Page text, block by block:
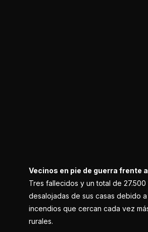
Vecinos en pie de guerra frente
Tres fallecidos y un total de 27.500
desalojadas de sus casas debido a
incendios que cercan cada vez
rurales.